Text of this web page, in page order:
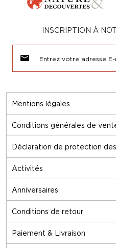
Mentions légales
Conditions générales de
Déclaration de protection
Activités
Anniversaires
Conditions de retour
Paiement & Livraison
INSCRIPTION À